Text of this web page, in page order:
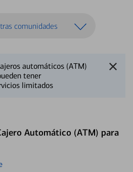
comunidades
automáticos (ATM)
tener
limitados
Automático (ATM) para